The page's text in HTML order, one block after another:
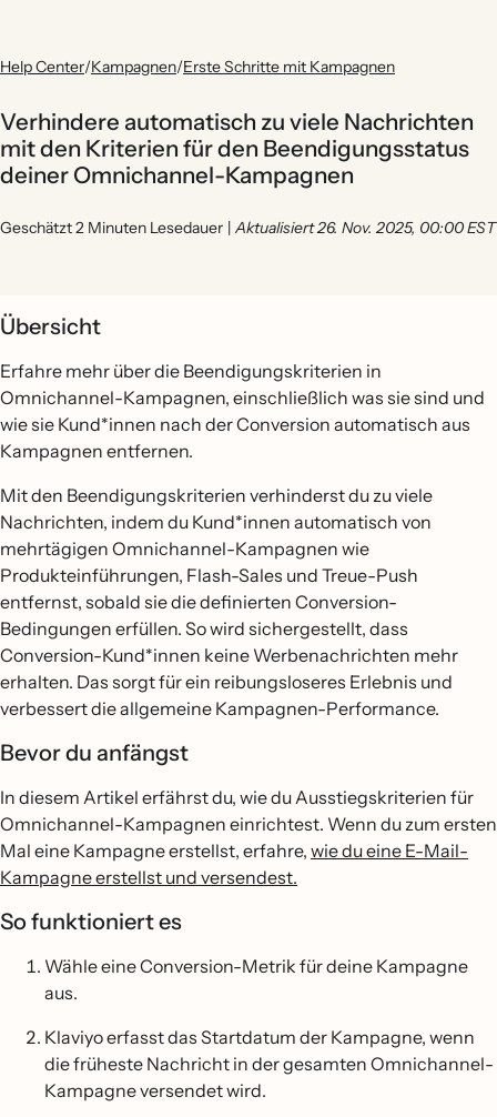
Help Center/Kampagnen/Erste Schritte mit Kampagnen
Verhindere automatisch zu viele Nachrichten
mit den Kriterien für den Beendigungsstatus
deiner Omnichannel-Kampagnen
Geschätzt 2 Minuten Lesedauer | Aktualisiert 26. Nov. 2025, 00:00 EST
Übersicht
Erfahre mehr über die Beendigungskriterien in
Omnichannel-Kampagnen, einschließlich was sie sind und
wie sie Kund*innen nach der Conversion automatisch aus
Kampagnen entfernen.
Mit den Beendigungskriterien verhinderst du zu viele
Nachrichten, indem du Kund*innen automatisch von
mehrtägigen Omnichannel-Kampagnen wie
Produkteinführungen, Flash-Sales und Treue-Push
entfernst, sobald sie die definierten Conversion-
Bedingungen erfüllen. So wird sichergestellt, dass
Conversion-Kund*innen keine Werbenachrichten mehr
erhalten. Das sorgt für ein reibungsloseres Erlebnis und
verbessert die allgemeine Kampagnen-Performance.
Bevor du anfängst
In diesem Artikel erfährst du, wie du Ausstiegskriterien für
Omnichannel-Kampagnen einrichtest. Wenn du zum ersten
Mal eine Kampagne erstellst, erfahre, wie du eine E-Mail-
Kampagne erstellst und versendest.
So funktioniert es
Wähle eine Conversion-Metrik für deine Kampagne
aus.
Klaviyo erfasst das Startdatum der Kampagne, wenn
die früheste Nachricht in der gesamten Omnichannel-
Kampagne versendet wird.